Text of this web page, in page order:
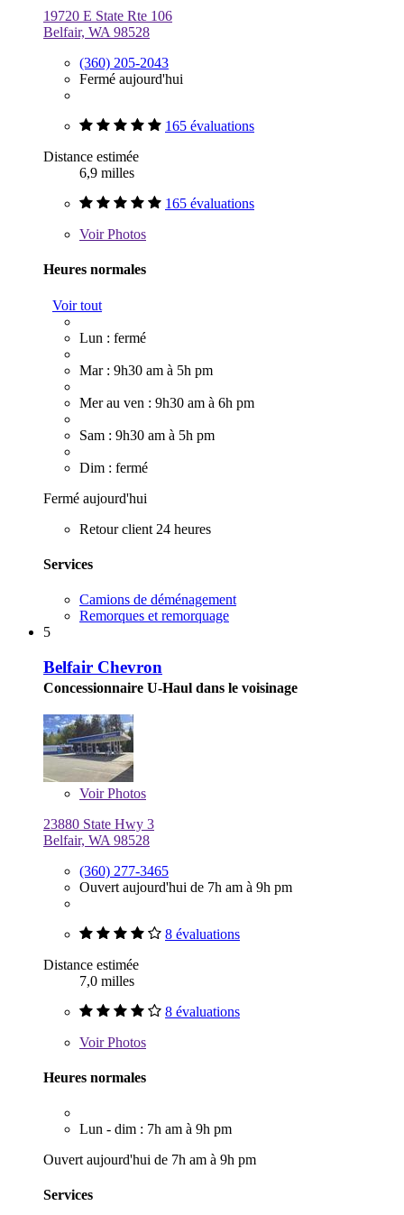
19720 E State Rte 106
Belfair, WA 98528
(360) 205-2043
Fermé aujourd'hui
165 évaluations
Distance estimée
6,9 milles
165 évaluations
VoirPhotos
Heures normales
Voir tout
Lun : fermé
Mar : 9h30 am à 5h pm
Mer au ven : 9h30 am à 6h pm
Sam : 9h30 am à 5h pm
Dim : fermé
Fermé aujourd'hui
Retour client 24 heures
Services
Camions de déménagement
Remorques et remorquage
5
Belfair Chevron
Concessionnaire U-Haul dans le voisinage
VoirPhotos
23880 State Hwy 3
Belfair, WA 98528
(360) 277-3465
Ouvert aujourd'hui de 7h am à 9h pm
8 évaluations
Distance estimée
7,0 milles
8 évaluations
VoirPhotos
Heures normales
Lun - dim : 7h am à 9h pm
Ouvert aujourd'hui de 7h am à 9h pm
Services